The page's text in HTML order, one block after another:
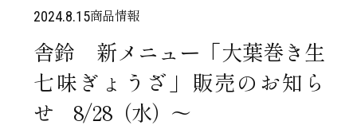
2024.8.15商品情報
舎鈴 新メニュー「大葉巻き生
七味ぎょうざ」販売のお知ら
せ 8/28（水）～